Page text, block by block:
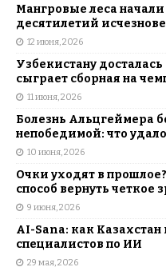
Мангровые леса начали
десятилетий
12 июня, 2026
Узбекистану
сыграет сборная на
11 июня, 2026
Болезнь Альцгеймера
непобедимой: что
10 июня, 2026
Очки уходят в
способ вернуть четкое
9 июня, 2026
AI-Sana: как Казахстан
специалистов по ИИ
29 мая, 2026